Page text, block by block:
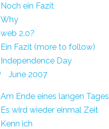
Noch ein Fazit
Why
web 2.0?
Ein Fazit (more to follow)
Independence Day
June 2007
Am Ende eines langen Tages
Es wird wieder einmal Zeit
Kenn ich